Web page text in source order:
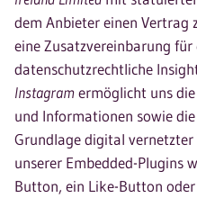
dem Anbieter einen
eine Zusatzvereinbarung für
datenschutzrechtliche
Instagram ermöglicht uns
und Informationen sowie
Grundlage digital
unserer Embedded-Plugins
Button, ein Like-Button